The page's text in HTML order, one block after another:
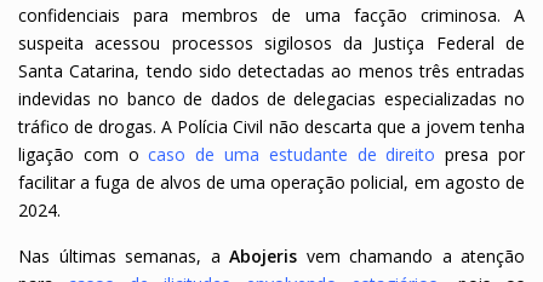
confidenciais para membros de uma facção criminosa. A
suspeita acessou processos sigilosos da Justiça Federal de
Santa Catarina, tendo sido detectadas ao menos três entradas
indevidas no banco de dados de delegacias especializadas no
tráfico de drogas. A Polícia Civil não descarta que a jovem tenha
ligação com ocaso de uma estudante de direito presa por
facilitar a fuga de alvos de uma operação policial, em agosto de
2024.
Nas últimas semanas, a Abojeris vem chamando a atenção